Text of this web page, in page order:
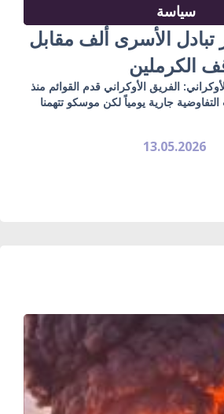
سياسة
تبادل الأسرى ألف مقابل
الكرملين
الفريق الأوكراني قدم القوائم منذ
جارية يومياً لكن موسكو تتهمنا
13.05.2026